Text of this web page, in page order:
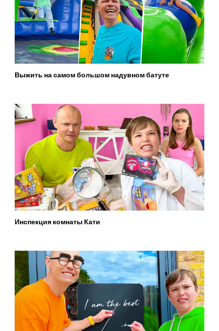
Выжить на самом большом надувном батуте
Инспекция комнаты Кати